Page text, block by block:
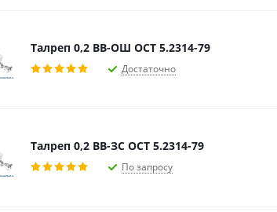
Талреп 0,2 ВВ-ОШ ОСТ 5.2314-79
Достаточно
Талреп 0,2 ВВ-ЗС ОСТ 5.2314-79
По запросу